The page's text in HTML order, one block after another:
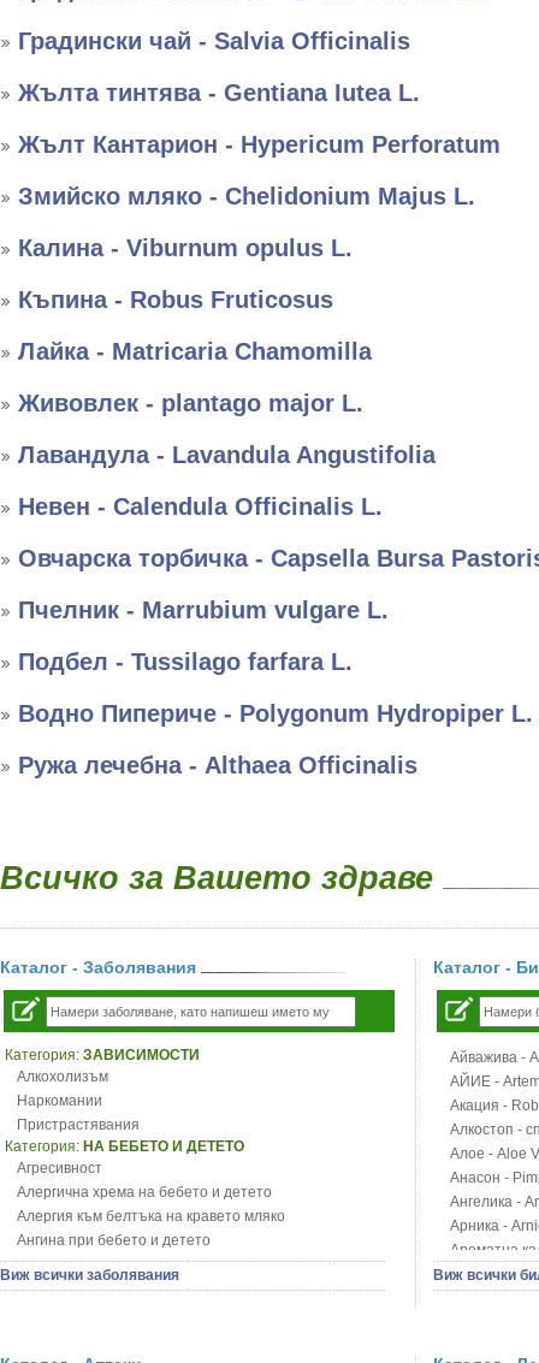
Градински чай - Salvia Officinalis
Жълта тинтява - Gentiana Iutea L.
Жълт Кантарион - Hypericum Perforatum
Змийско мляко - Chelidonium Majus L.
Калина - Viburnum opulus L.
Къпина - Robus Fruticosus
Лайка - Matricaria Chamomilla
Живовлек - plantago major L.
Лавандула - Lavandula Angustifolia
Невен - Calendula Officinalis L.
Овчарска торбичка - Capsella Bursa
Пчелник - Marrubium vulgare L.
Подбел - Tussilago farfara L.
Водно Пипериче - Polygonum Hydropiper L.
Ружа лечебна - Althaea Officinalis
Всичко за Вашето здраве
Каталог - Заболявания
Категория: ЗАВИСИМОСТИ
Алкохолизъм
Наркомании
Пристрастявания
Категория: НА БЕБЕТО И ДЕТЕТО
Агресивност
Алергична хрема на бебето и детето
Алергия към белтъка на кравето мляко
Ангина при бебето и детето
Анемия при бебето и детето
Апетит - пълни деца
Виж всички заболявания
Каталог -
Айважива -
АЙИЕ -
Акация -
Алкостоп -
Алое - Aloe
Анасон -
Ангелика -
Арника -
Ароматна
Арония -
Виж всички